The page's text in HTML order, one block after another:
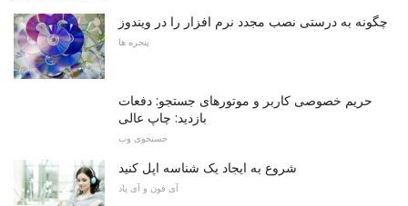
چگونه به درستی نصب مجدد نرم افزار را در ویندوز
پنجره ها
حریم خصوصی کاربر و موتورهای جستجو: دفعات
بازدید: چاپ عالی
جستجوی وب
شروع به ایجاد یک شناسه اپل کنید
آی فون و آی پاد